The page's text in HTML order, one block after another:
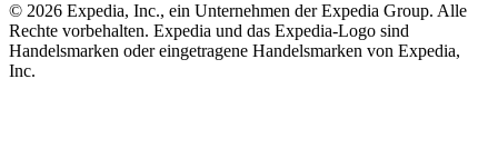
© 2026 Expedia, Inc., ein Unternehmen der Expedia Group. Alle
Rechte vorbehalten. Expedia und das Expedia-Logo sind
Handelsmarken oder eingetragene Handelsmarken von Expedia,
Inc.